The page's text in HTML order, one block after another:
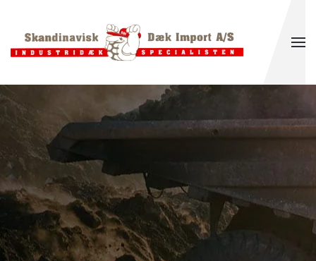
Gå til hovedindhold